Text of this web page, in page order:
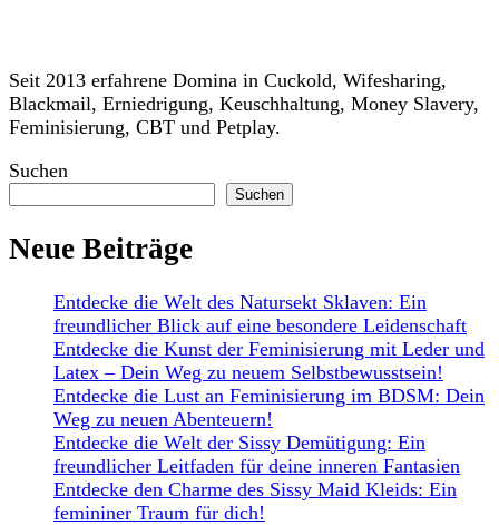
Seit 2013 erfahrene Domina in Cuckold, Wifesharing,
Blackmail, Erniedrigung, Keuschhaltung, Money Slavery,
Feminisierung, CBT und Petplay.
Suchen
Suchen
Neue Beiträge
Entdecke die Welt des Natursekt Sklaven: Ein
freundlicher Blick auf eine besondere Leidenschaft
Entdecke die Kunst der Feminisierung mit Leder und
Latex – Dein Weg zu neuem Selbstbewusstsein!
Entdecke die Lust an Feminisierung im BDSM: Dein
Weg zu neuen Abenteuern!
Entdecke die Welt der Sissy Demütigung: Ein
freundlicher Leitfaden für deine inneren Fantasien
Entdecke den Charme des Sissy Maid Kleids: Ein
femininer Traum für dich!